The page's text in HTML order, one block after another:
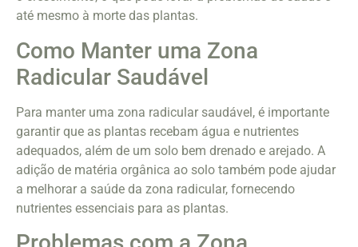
até mesmo à morte das plantas.
Como Manter uma Zona
Radicular Saudável
Para manter uma zona radicular saudável, é importante
garantir que as plantas recebam água e nutrientes
adequados, além de um solo bem drenado e arejado. A
adição de matéria orgânica ao solo também pode ajudar
a melhorar a saúde da zona radicular, fornecendo
nutrientes essenciais para as plantas.